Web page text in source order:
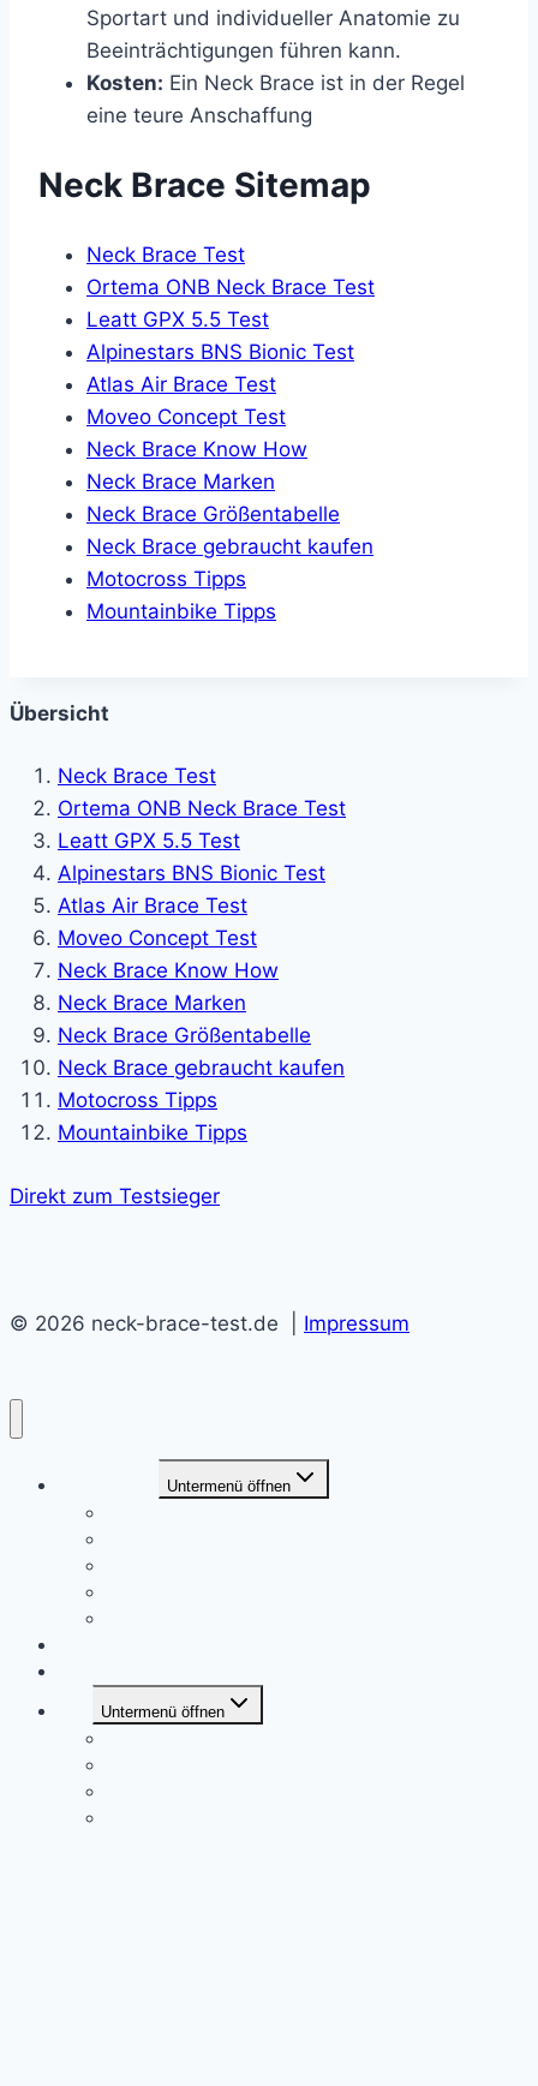
Sportart und individueller Anatomie zu
Beeinträchtigungen führen kann.
Kosten: Ein Neck Brace ist in der Regel
eine teure Anschaffung
Neck Brace Sitemap
Neck Brace Test
Ortema ONB Neck Brace Test
Leatt GPX 5.5 Test
Alpinestars BNS Bionic Test
Atlas Air Brace Test
Moveo Concept Test
Neck Brace Know How
Neck Brace Marken
Neck Brace Größentabelle
Neck Brace gebraucht kaufen
Motocross Tipps
Mountainbike Tipps
Übersicht
Neck Brace Test
Ortema ONB Neck Brace Test
Leatt GPX 5.5 Test
Alpinestars BNS Bionic Test
Atlas Air Brace Test
Moveo Concept Test
Neck Brace Know How
Neck Brace Marken
Neck Brace Größentabelle
Neck Brace gebraucht kaufen
Motocross Tipps
Mountainbike Tipps
Direkt zum Testsieger
© 2026 neck-brace-test.de | Impressum
Untermenü öffnen
Untermenü öffnen